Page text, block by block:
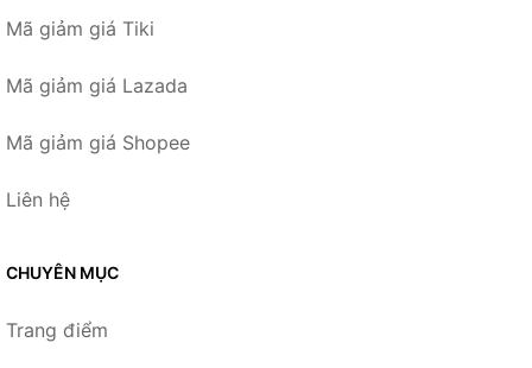
Mã giảm giá Tiki
Mã giảm giá Lazada
Mã giảm giá Shopee
Liên hệ
CHUYÊN MỤC
Trang điểm